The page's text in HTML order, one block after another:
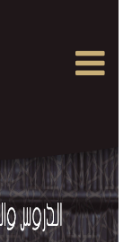
الدروس
والمحاضرات
المسموعة